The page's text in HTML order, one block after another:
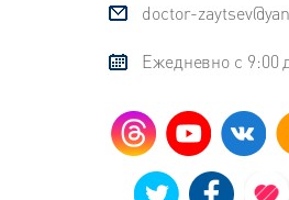
doctor-
Ежедневно с 9:00